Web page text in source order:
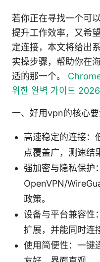
若你正在寻找一个可
提升工作效率，又希
定连接，本文将给出
实操步骤，帮助你在
适的那一个。
위한 완벽 가이드
一、好用vpn的核心
高速稳定的连接：
点覆盖广，测速结
强加密与隐私保护
OpenVPN/
政策。
设备与平台兼容性
扩展，并能同时连
使用简便性：一键